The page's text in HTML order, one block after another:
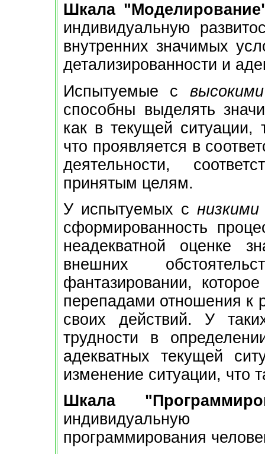
Шкала
индивидуальную
внутренних значимых
детализированности и
Испытуемые с
способны выделять
как в текущей
что проявляется в
деятельности,
принятым целям.
У испытуемых с
сформированность
неадекватной оценке
внешних
фантазировании,
перепадами отношения к
своих действий. У
трудности в
адекватных текущей
изменение ситуации, что
Шкала
индивидуальную
программирования